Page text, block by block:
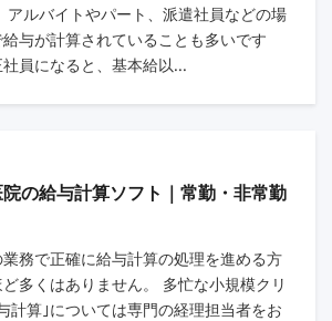
アルバイトやパート、派遣社員などの場
与が計算されていることも多いです
員になると、基本給以...
の給与計算ソフト｜常勤・非常勤
務で正確に給与計算の処理を進める方
多くはありません。 多忙な小規模クリ
計算｣については専門の経理担当者をお